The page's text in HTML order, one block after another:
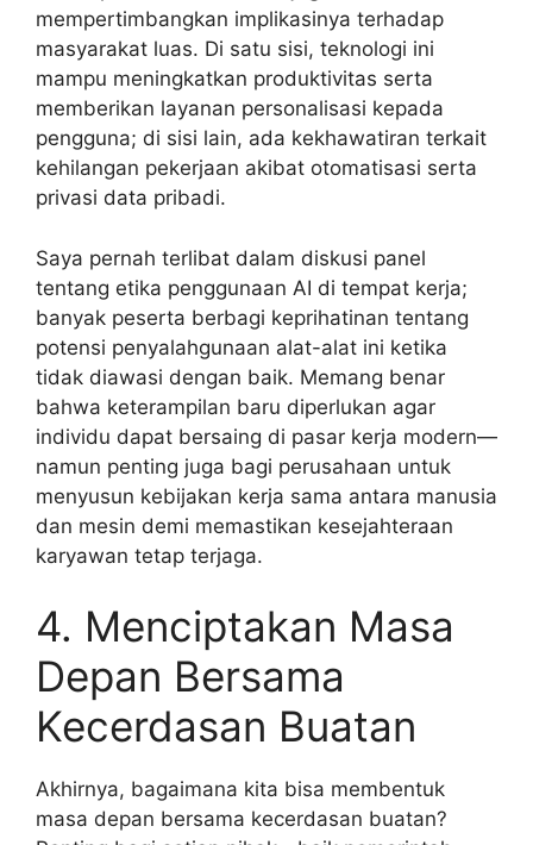
mempertimbangkan implikasinya terhadap
masyarakat luas. Di satu sisi, teknologi ini
mampu meningkatkan produktivitas serta
memberikan layanan personalisasi kepada
pengguna; di sisi lain, ada kekhawatiran terkait
kehilangan pekerjaan akibat otomatisasi serta
privasi data pribadi.
Saya pernah terlibat dalam diskusi panel
tentang etika penggunaan AI di tempat kerja;
banyak peserta berbagi keprihatinan tentang
potensi penyalahgunaan alat-alat ini ketika
tidak diawasi dengan baik. Memang benar
bahwa keterampilan baru diperlukan agar
individu dapat bersaing di pasar kerja modern—
namun penting juga bagi perusahaan untuk
menyusun kebijakan kerja sama antara manusia
dan mesin demi memastikan kesejahteraan
karyawan tetap terjaga.
4. Menciptakan Masa
Depan Bersama
Kecerdasan Buatan
Akhirnya, bagaimana kita bisa membentuk
masa depan bersama kecerdasan buatan?